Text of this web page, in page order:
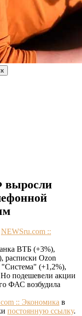
выросли
NEWSru.com ::
ВТБ (+3%),
расписки Ozon
(+1,2%),
подешевели акции
ФАС возбудила
:: Экономика в
постоянную ссылку.